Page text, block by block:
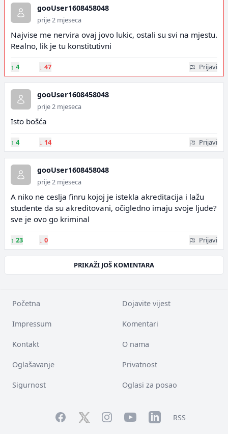
gooUser1608458048
prije 2 mjeseca
Najvise me nervira ovaj jovo lukic, ostali su svi na mjestu.
Realno, lik je tu konstitutivni
↑ 4 ↓ 47 Prijavi
gooUser1608458048
prije 2 mjeseca
Isto bošća
↑ 4 ↓ 14 Prijavi
gooUser1608458048
prije 2 mjeseca
A niko ne ceslja finru kojoj je istekla akreditacija i lažu
studente da su akreditovani, očigledno imaju svoje ljude?
sve je ovo go kriminal
↑ 23 ↓ 0 Prijavi
PRIKAŽI JOŠ KOMENTARA
Početna Dojavite vijest
Impressum Komentari
Kontakt O nama
Oglašavanje Privatnost
Sigurnost Oglasi za posao
FacebookTwitterInstagramYouTubeLinkedInRSS